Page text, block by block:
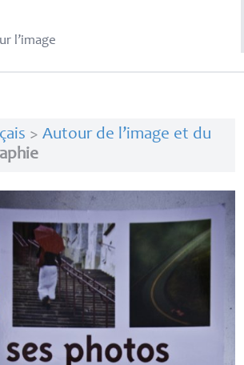
l’image
> Autour de l’image et du